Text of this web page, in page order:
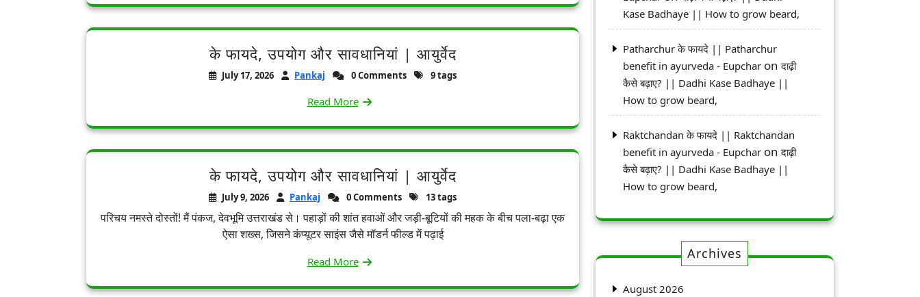
के फायदे, उपयोग और सावधानियां | आयुर्वेद
July 17, 2026 Pankaj 0 Comments 9 tags
Read More
के फायदे, उपयोग और सावधानियां | आयुर्वेद
July 9, 2026 Pankaj 0 Comments 13 tags
परिचय नमस्ते दोस्तों! मैं पंकज, देवभूमि उत्तराखंड से। पहाड़ों की शांत हवाओं और जड़ी-बूटियों की महक के बीच पला-बढ़ा एक
ऐसा शख्स, जिसने कंप्यूटर साइंस जैसे मॉडर्न फील्ड में पढ़ाई
Read More
Kase Badhaye || How to grow beard,
Patharchur के फायदे || Patharchur
benefit in ayurveda - Eupchar onदाढ़ी
कैसे बढ़ाए? || Dadhi Kase Badhaye ||
How to grow beard,
Raktchandan के फायदे || Raktchandan
benefit in ayurveda - Eupchar onदाढ़ी
कैसे बढ़ाए? || Dadhi Kase Badhaye ||
How to grow beard,
Archives
August 2026